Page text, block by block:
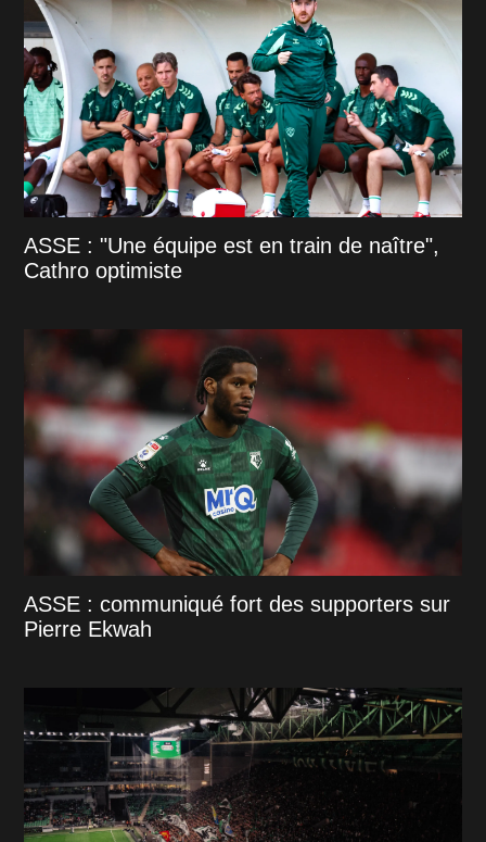
ASSE : "Une équipe est en train de naître",
Cathro optimiste
ASSE : communiqué fort des supporters sur
Pierre Ekwah